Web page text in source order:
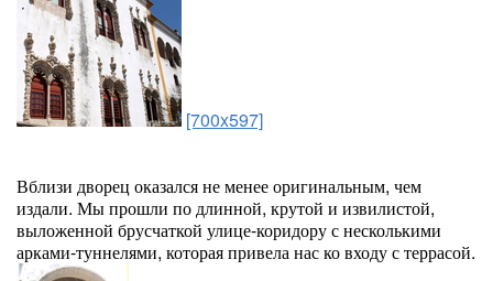
[700x597]
Вблизи дворец оказался не менее оригинальным, чем
издали. Мы прошли по длинной, крутой и извилистой,
выложенной брусчаткой улице-коридору с несколькими
арками-туннелями, которая привела нас ко входу с террасой.